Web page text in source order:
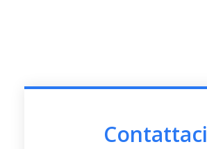
Contattaci